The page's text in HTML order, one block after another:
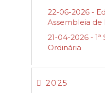
22-06-2026 -
Assembleia de
21-04-2026 -
Ordinária
2025